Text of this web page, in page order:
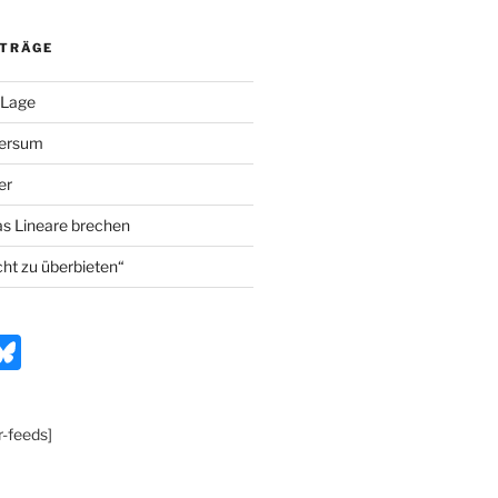
Lineare brechen
zu überbieten“
Bl
e
feeds]